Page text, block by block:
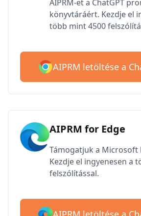
AIPRM-et a ChatGPT
könyvtáráért. Kezdje el
több mint 4500
AIPRM letöltése a
AIPRM for Edge
Támogatjuk a Microsoft
Kezdje el ingyenesen a
felszólítással.